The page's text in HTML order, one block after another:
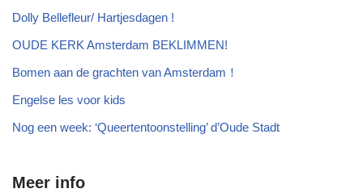
Dolly Bellefleur/ Hartjesdagen !
OUDE KERK Amsterdam BEKLIMMEN!
Bomen aan de grachten van Amsterdam！
Engelse les voor kids
Nog een week: ‘Queertentoonstelling’ d’Oude Stadt
Meer info